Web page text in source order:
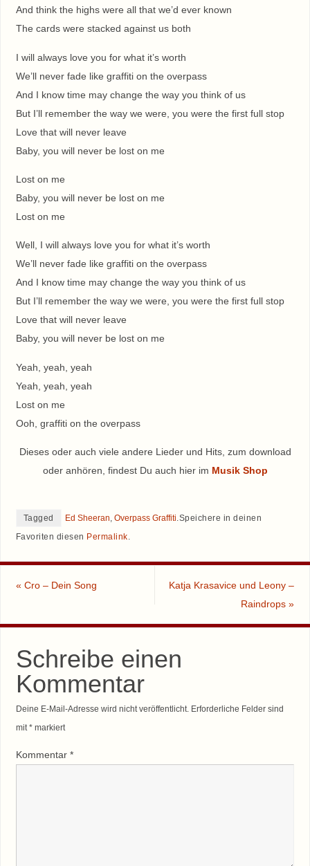
And think the highs were all that we’d ever known
The cards were stacked against us both
I will always love you for what it’s worth
We’ll never fade like graffiti on the overpass
And I know time may change the way you think of us
But I’ll remember the way we were, you were the first full stop
Love that will never leave
Baby, you will never be lost on me
Lost on me
Baby, you will never be lost on me
Lost on me
Well, I will always love you for what it’s worth
We’ll never fade like graffiti on the overpass
And I know time may change the way you think of us
But I’ll remember the way we were, you were the first full stop
Love that will never leave
Baby, you will never be lost on me
Yeah, yeah, yeah
Yeah, yeah, yeah
Lost on me
Ooh, graffiti on the overpass
Dieses oder auch viele andere Lieder und Hits, zum download
oder anhören, findest Du auch hier im Musik Shop
Tagged Ed Sheeran Overpass Graffiti Speichere in deinen
Favoriten diesen Permalink
« Cro – Dein Song
Katja Krasavice und Leony –
Raindrops»
Schreibe einen
Kommentar
Deine E-Mail-Adresse wird nicht veröffentlicht. Erforderliche Felder sind
mit *markiert
Kommentar *